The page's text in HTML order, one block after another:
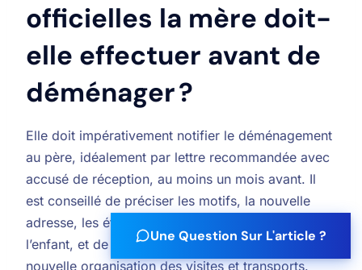
officielles la mère doit-
elle effectuer avant de
déménager ?
Elle doit impérativement notifier le déménagement
au père, idéalement par lettre recommandée avec
accusé de réception, au moins un mois avant. Il
est conseillé de préciser les motifs, la nouvelle
adresse, les établissements envisagés pour
l’enfant, et de proposer une discussion sur la
nouvelle organisation des visites et transports.
Une Question Sur L'article ?